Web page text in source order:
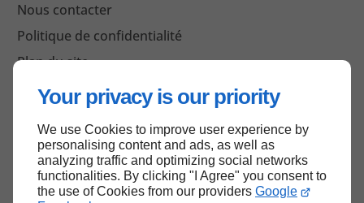
Your privacy is our priority
We use Cookies to improve user experience by
personalising content and ads, as well as
analyzing traffic and optimizing social networks
functionalities. By clicking "I Agree" you consent to
the use of Cookies from our providers Google
Nous contacter
Politique de confidentialité
Plan du site
Haut de page